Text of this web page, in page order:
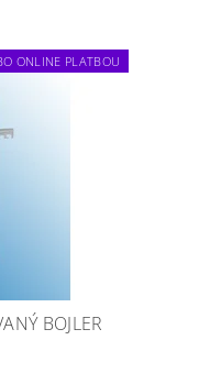
ONLINE PLATBOU
BOJLER